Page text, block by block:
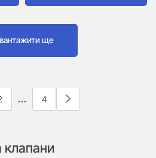
ще
… 4
клапани